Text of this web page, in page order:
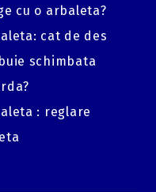
cu o arbaleta?
cat de des
schimbata
: reglare